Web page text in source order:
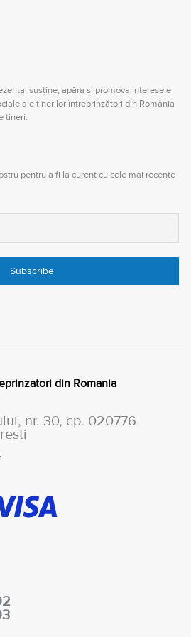
susţine, apăra şi promova interesele
ale tinerilor întreprinzători din România
tineri.
pentru a fi la curent cu cele mai recente
din Romania
nr. 30, cp. 020776